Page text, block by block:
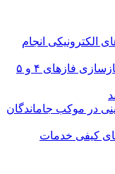
الکترونیکی انجام
بانک تجارت، تأمین‌کننده مالی پروژه بازسازی فازهای ۴ و ۵
در موکب جاماندگان
کیفی خدمات